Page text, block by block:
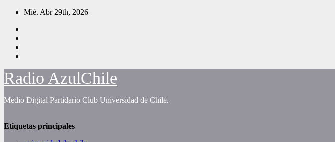
Saltar
contenido
Mié. Abr 29th, 2026
Radio AzulChile
Medio Digital Partidario Club Universidad de Chile.
Etiquetas principales